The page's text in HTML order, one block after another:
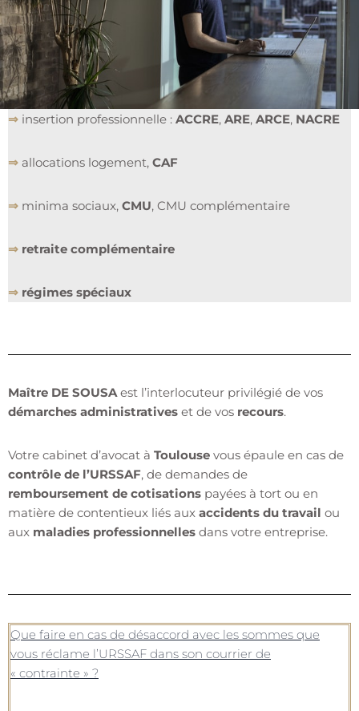
adultes handicapés
, accidents du travail, maladies
professionnelles
⇒assurance chômage , droit d’option, calcul de vos droits
⇒ insertion professionnelle : ACCRE, ARE, ARCE, NACRE
⇒ allocations logement, CAF
⇒ minima sociaux, CMU, CMU complémentaire
⇒ retraite complémentaire
⇒ régimes spéciaux
Maître DE SOUSAest l’interlocuteur privilégié de vos
démarches administratives et de vos recours.
Votre cabinet d’avocat à Toulouse vous épaule en cas de
contrôle de l’URSSAF, de demandes de
remboursement de cotisations payées à tort ou en
matière de contentieux liés aux accidents du travail ou
aux maladies professionnelles dans votre entreprise.
Que faire en cas de désaccord avec les sommes que
vous réclame l’URSSAF dans son courrier de
« contrainte » ?